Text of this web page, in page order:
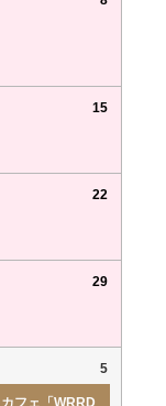
15
22
29
5
カフェ「WRRD